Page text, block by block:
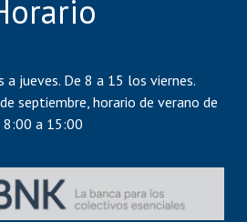
a jueves. De 8 a 15 los viernes.
septiembre, horario de verano de
8:00 a 15:00